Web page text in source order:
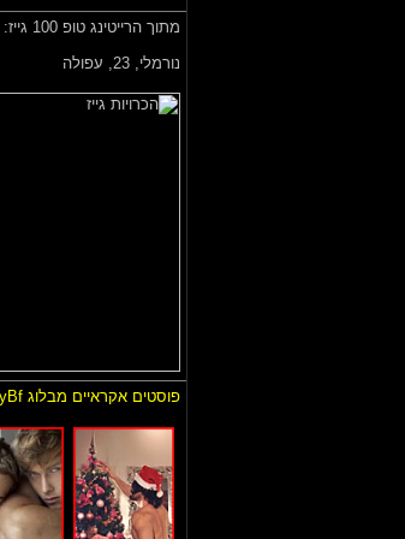
מתוך הרייטינג טופ 100 גייז:
‏נורמלי, 23, עפולה
פוסטים אקראיים מבלוג MyBf: